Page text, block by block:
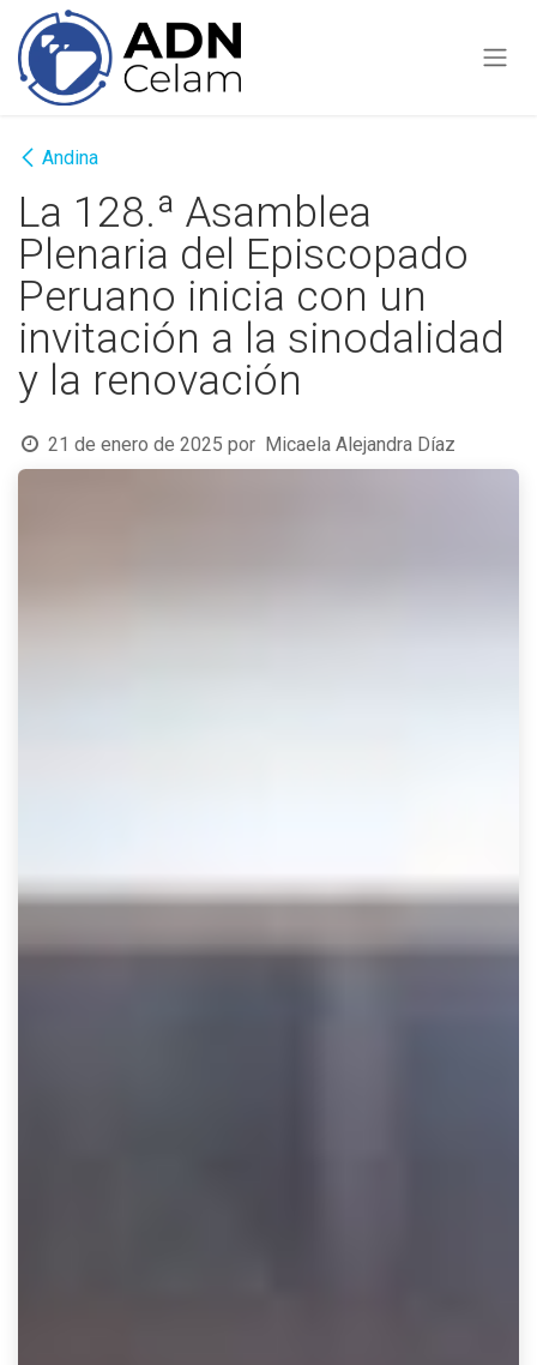
Ir al contenido
Andina
La 128.ª Asamblea
Plenaria del Episcopado
Peruano inicia con un
invitación a la sinodalidad
y la renovación
21 de enero de 2025 por Micaela Alejandra Díaz